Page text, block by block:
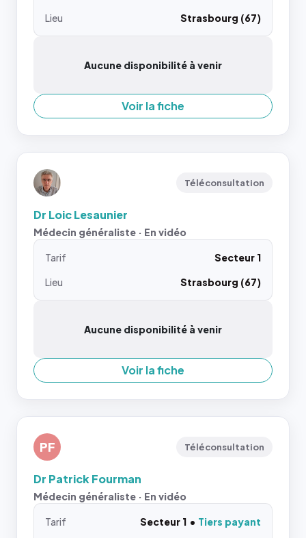
Lieu
Strasbourg (67)
Aucune disponibilité à venir
Voir la fiche
Téléconsultation
Dr Loic Lesaunier
Médecin généraliste · En vidéo
Tarif
Secteur 1
Lieu
Strasbourg (67)
Aucune disponibilité à venir
Voir la fiche
PF Téléconsultation
Dr Patrick Fourman
Médecin généraliste · En vidéo
Tarif Secteur 1 Tiers payant